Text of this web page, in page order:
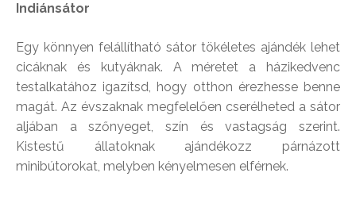
Indiánsátor
Egy könnyen felállítható sátor tökéletes ajándék lehet
cicáknak és kutyáknak. A méretet a házikedvenc
testalkatához igazítsd, hogy otthon érezhesse benne
magát. Az évszaknak megfelelően cserélheted a sátor
aljában a szőnyeget, szín és vastagság szerint.
Kistestű állatoknak ajándékozz párnázott
minibútorokat, melyben kényelmesen elférnek.